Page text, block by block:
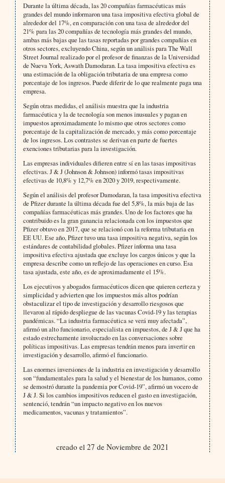
Durante la última década, las 20 compañías farmacéuticas más
grandes del mundo informaron una tasa impositiva efectiva global de
alrededor del 17%, en comparación con una tasa de alrededor del
21% para las 20 compañías de tecnología más grandes del mundo,
ambas más bajas que las tasas reportadas por grandes compañías en
otros sectores, excluyendo China, según un análisis para The Wall
Street Journal realizado por el profesor de finanzas de la Universidad
de Nueva York, Aswath Damodaran. La tasa impositiva efectiva es
una estimación de la obligación tributaria de una empresa como
porcentaje de los ingresos. Puede diferir de lo que realmente paga una
empresa.
Según otras medidas, el análisis muestra que la industria
farmacéutica y la de tecnología son menos inusuales y pagan en
impuestos aproximadamente lo mismo que otros sectores como
porcentaje de la capitalización de mercado, y más como porcentaje
de los ingresos. Los contrastes se derivan en parte de fuertes
exenciones tributarias para la investigación.
Las empresas individuales difieren entre sí en las tasas impositivas
efectivas. J & J (Johnson & Johnson) informó tasas impositivas
efectivas de 10,8% y 12,7% en 2020 y 2019, respectivamente.
Según el análisis del profesor Damodaran, la tasa impositiva efectiva
de Pfizer durante la última década fue del 5,8%, la más baja de las
compañías farmacéuticas más grandes. Uno de los factores que ha
contribuido es la gran ganancia relacionada con los impuestos que
Pfizer obtuvo en 2017, que se relacionó con la reforma tributaria en
EE UU. Ese año, Pfizer tuvo una tasa impositiva negativa, según los
estándares de contabilidad globales. Pfizer informa una tasa
impositiva efectiva ajustada que excluye los cargos únicos y que la
empresa describe como un reflejo de las operaciones en curso. Esa
tasa ajustada, este año, es de aproximadamente el 15%.
Los ejecutivos y abogados farmacéuticos dicen que quieren certeza y
simplicidad y advierten que los impuestos más altos podrían
obstaculizar el tipo de investigación y desarrollo riesgosos que
llevaron al rápido despliegue de las vacunas Covid-19 y las terapias
pandémicas. “La industria farmacéutica se verá muy afectada”,
afirmó un alto funcionario, especialista en impuestos, de J & J que ha
estado estrechamente involucrado en las conversaciones sobre
políticas impositivas. Las empresas tendrán menos para invertir en
investigación y desarrollo, afirmó el funcionario.
Las enormes inversiones de la industria en investigación y desarrollo
son “fundamentales para la salud y el bienestar de los humanos, como
se demostró durante la pandemia por Covid-19”, afirmó un vocero de
J & J. Si los cambios impositivos reducen el gasto en investigación,
sentenció, tendrán “un impacto negativo en los nuevos
medicamentos, vacunas y tratamientos”.
creado el 27 de Noviembre de 2021